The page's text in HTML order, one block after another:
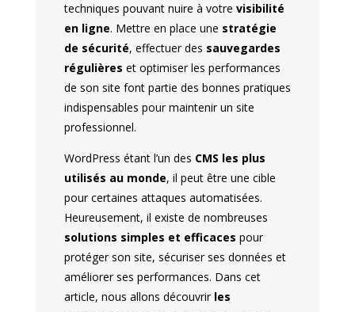
techniques pouvant nuire à votre visibilité
en ligne. Mettre en place une stratégie
de sécurité, effectuer des sauvegardes
régulières et optimiser les performances
de son site font partie des bonnes pratiques
indispensables pour maintenir un site
professionnel.
WordPress étant l’un des CMS les plus
utilisés au monde, il peut être une cible
pour certaines attaques automatisées.
Heureusement, il existe de nombreuses
solutions simples et efficaces pour
protéger son site, sécuriser ses données et
améliorer ses performances. Dans cet
article, nous allons découvrir les